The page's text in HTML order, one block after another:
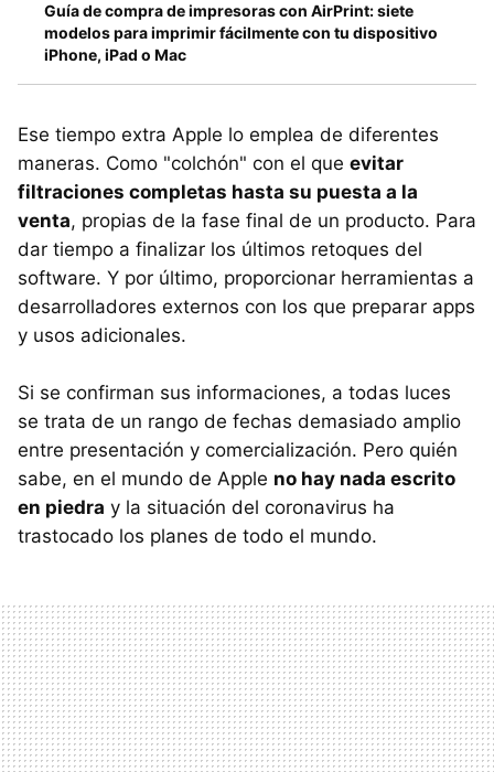
Guía de compra de impresoras con AirPrint: siete
modelos para imprimir fácilmente con tu dispositivo
iPhone, iPad o Mac
Ese tiempo extra Apple lo emplea de diferentes
maneras. Como "colchón" con el que evitar
filtraciones completas hasta su puesta a la
venta, propias de la fase final de un producto. Para
dar tiempo a finalizar los últimos retoques del
software. Y por último, proporcionar herramientas a
desarrolladores externos con los que preparar apps
y usos adicionales.
Si se confirman sus informaciones, a todas luces
se trata de un rango de fechas demasiado amplio
entre presentación y comercialización. Pero quién
sabe, en el mundo de Apple no hay nada escrito
en piedra y la situación del coronavirus ha
trastocado los planes de todo el mundo.